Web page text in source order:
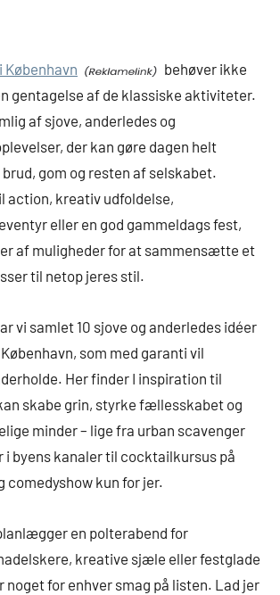
København
behøver ikke
gentagelse af de klassiske aktiviteter.
af sjove, anderledes og
der kan gøre dagen helt
gom og resten af selskabet.
action, kreativ udfoldelse,
eller en god gammeldags fest,
af muligheder for at sammensætte et
til netop jeres stil.
vi samlet 10 sjove og anderledes idéer
som med garanti vil
Her finder I inspiration til
skabe grin, styrke fællesskabet og
minder – lige fra urban scavenger
i byens kanaler til cocktailkursus på
comedyshow kun for jer.
en polterabend for
kreative sjæle eller festglade
noget for enhver smag på listen. Lad jer